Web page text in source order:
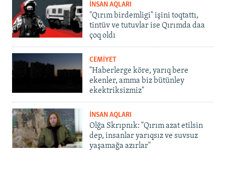
İNSAN AQLARI
"Qırım birdemligi" işini toqtattı,
tintüv ve tutuvlar ise Qırımda daa
çoq oldı
CEMİYET
"Haberlerge köre, yarıq bere
ekenler, amma biz bütünley
ekektriksizmiz"
İNSAN AQLARI
Olğa Skrıpnık: "Qırım azat etilsin
dep, insanlar yarıqsız ve suvsuz
yaşamağa azırlar"